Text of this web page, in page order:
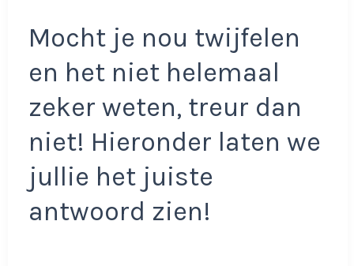
Mocht je nou twijfelen
en het niet helemaal
zeker weten, treur dan
niet! Hieronder laten we
jullie het juiste
antwoord zien!